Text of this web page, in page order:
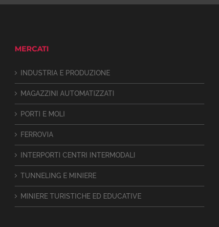
MERCATI
INDUSTRIA E PRODUZIONE
MAGAZZINI AUTOMATIZZATI
PORTI E MOLI
FERROVIA
INTERPORTI CENTRI INTERMODALI
TUNNELING E MINIERE
MINIERE TURISTICHE ED EDUCATIVE